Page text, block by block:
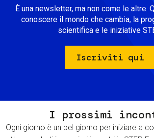
È una newsletter, ma non come le altre.
conoscere il mondo che cambia, la
scientifica e le iniziative
Iscriviti qui
I prossimi
Ogni giorno è un bel giorno per iniziare a